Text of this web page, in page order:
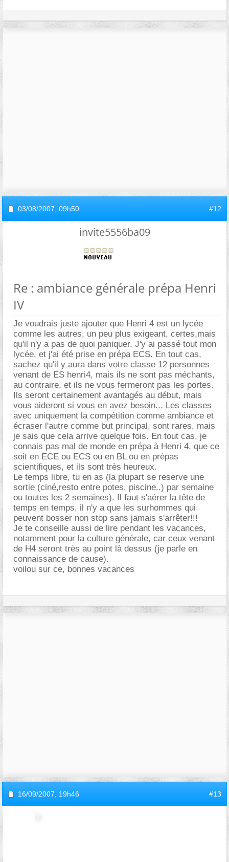
03/08/2007, 09h50 #12
invite5556ba09
Re : ambiance générale prépa Henri
IV
Je voudrais juste ajouter que Henri 4 est un lycée
comme les autres, un peu plus exigeant, certes,mais
qu'il n'y a pas de quoi paniquer. J'y ai passé tout mon
lycée, et j'ai été prise en prépa ECS. En tout cas,
sachez qu'il y aura dans votre classe 12 personnes
venant de ES henri4, mais ils ne sont pas méchants,
au contraire, et ils ne vous fermeront pas les portes.
Ils seront certainement avantagés au début, mais
vous aideront si vous en avez besoin... Les classes
avec uniquement la compétition comme ambiance et
écraser l'autre comme but principal, sont rares, mais
je sais que cela arrive quelque fois. En tout cas, je
connais pas mal de monde en prépa à Henri 4, que ce
soit en ECE ou ECS ou en BL ou en prépas
scientifiques, et ils sont très heureux.
Le temps libre, tu en as (la plupart se reserve une
sortie (ciné,resto entre potes, piscine..) par semaine
ou toutes les 2 semaines). Il faut s'aérer la tête de
temps en temps, il n'y a que les surhommes qui
peuvent bosser non stop sans jamais s'arrêter!!!
Je te conseille aussi de lire pendant les vacances,
notamment pour la culture générale, car ceux venant
de H4 seront très au point là dessus (je parle en
connaissance de cause).
voilou sur ce, bonnes vacances
16/09/2007, 19h46 #13